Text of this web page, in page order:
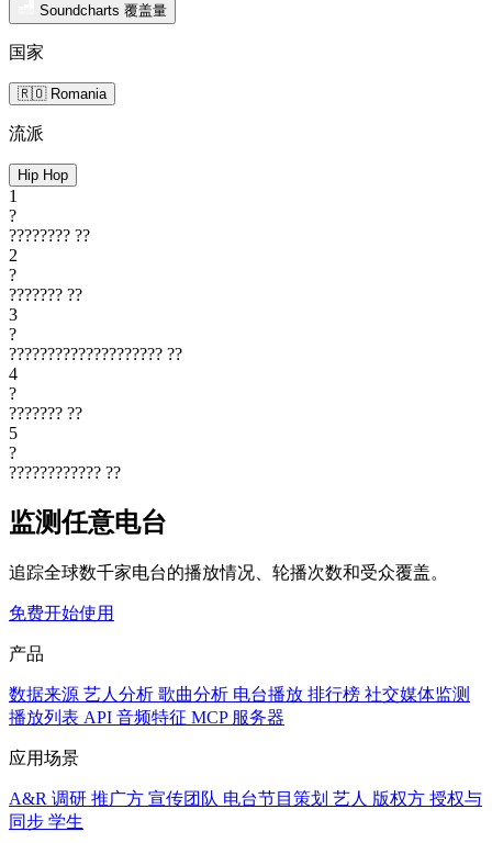
Soundcharts 覆盖量
国家
🇷🇴 Romania
流派
Hip Hop
1
?
???????? ??
2
?
??????? ??
3
?
???????????????????? ??
4
?
??????? ??
5
?
???????????? ??
监测任意电台
追踪全球数千家电台的播放情况、轮播次数和受众覆盖。
免费开始使用
产品
数据来源 艺人分析 歌曲分析 电台播放 排行榜 社交媒体监测
播放列表 API 音频特征 MCP 服务器
应用场景
A&R 调研 推广方 宣传团队 电台节目策划 艺人 版权方 授权与
同步 学生